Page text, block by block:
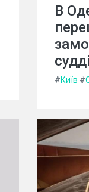
В
#Київ #